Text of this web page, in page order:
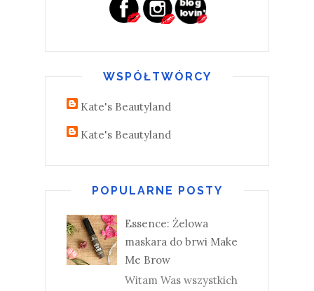
WSPÓŁTWÓRCY
Kate's Beautyland
Kate's Beautyland
POPULARNE POSTY
Essence: Żelowa
maskara do brwi Make
Me Brow
Witam Was wszystkich